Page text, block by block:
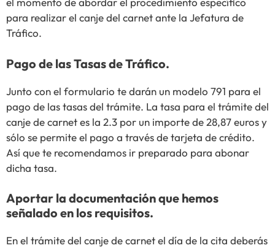
para realizar el canje del carnet ante la Jefatura de
Tráfico.
Pago de las Tasas de Tráfico.
Junto con el formulario te darán un modelo 791 para el
pago de las tasas del trámite. La tasa para el trámite del
canje de carnet es la 2.3 por un importe de 28,87 euros y
sólo se permite el pago a través de tarjeta de crédito.
Así que te recomendamos ir preparado para abonar
dicha tasa.
Aportar la documentación que hemos
señalado en los requisitos.
En el trámite del canje de carnet el día de la cita deberás